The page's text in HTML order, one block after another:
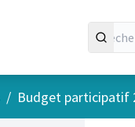
/ Budget participatif